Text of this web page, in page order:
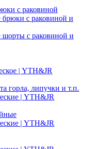
с раковиной
с раковиной и
с раковиной и
| YTH&JR
горла, липучки и т.п.
| YTH&JR
| YTH&JR